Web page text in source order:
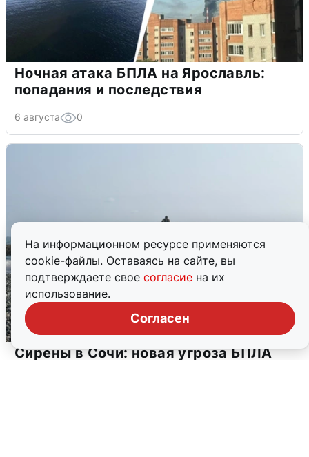
На информационном ресурсе применяются
cookie-файлы. Оставаясь на сайте, вы
подтверждаете свое согласие на их
использование.
Согласен
Ночная атака БПЛА на Ярославль:
попадания и последствия
6 августа 0
Сирены в Сочи: новая угроза БПЛА